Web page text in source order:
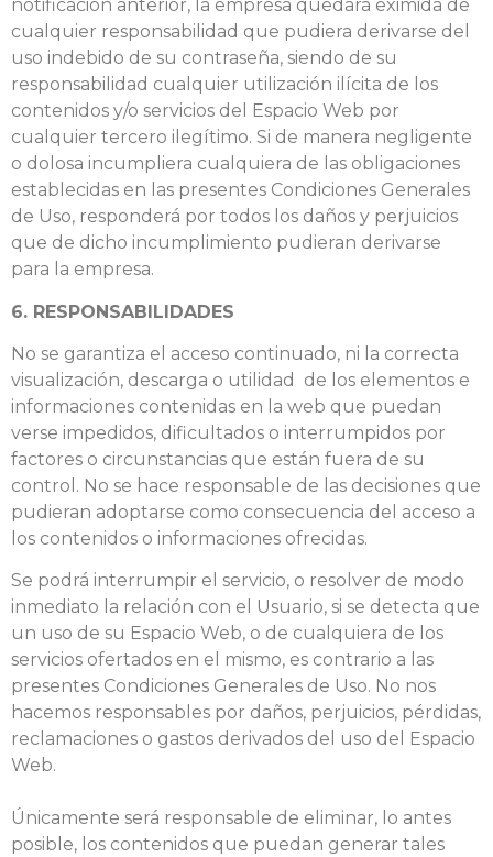
notificación anterior, la empresa quedará eximida de
cualquier responsabilidad que pudiera derivarse del
uso indebido de su contraseña, siendo de su
responsabilidad cualquier utilización ilícita de los
contenidos y/o servicios del Espacio Web por
cualquier tercero ilegítimo. Si de manera negligente
o dolosa incumpliera cualquiera de las obligaciones
establecidas en las presentes Condiciones Generales
de Uso, responderá por todos los daños y perjuicios
que de dicho incumplimiento pudieran derivarse
para la empresa.
6. RESPONSABILIDADES
No se garantiza el acceso continuado, ni la correcta
visualización, descarga o utilidad de los elementos e
informaciones contenidas en la web que puedan
verse impedidos, dificultados o interrumpidos por
factores o circunstancias que están fuera de su
control. No se hace responsable de las decisiones que
pudieran adoptarse como consecuencia del acceso a
los contenidos o informaciones ofrecidas.
Se podrá interrumpir el servicio, o resolver de modo
inmediato la relación con el Usuario, si se detecta que
un uso de su Espacio Web, o de cualquiera de los
servicios ofertados en el mismo, es contrario a las
presentes Condiciones Generales de Uso. No nos
hacemos responsables por daños, perjuicios, pérdidas,
reclamaciones o gastos derivados del uso del Espacio
Web.
Únicamente será responsable de eliminar, lo antes
posible, los contenidos que puedan generar tales